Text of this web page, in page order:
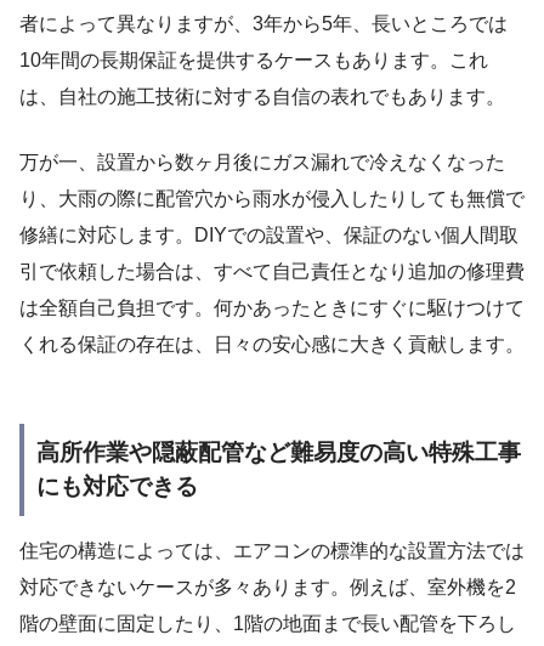
者によって異なりますが、3年から5年、長いところでは
10年間の長期保証を提供するケースもあります。これ
は、自社の施工技術に対する自信の表れでもあります。
万が一、設置から数ヶ月後にガス漏れで冷えなくなった
り、大雨の際に配管穴から雨水が侵入したりしても無償で
修繕に対応します。DIYでの設置や、保証のない個人間取
引で依頼した場合は、すべて自己責任となり追加の修理費
は全額自己負担です。何かあったときにすぐに駆けつけて
くれる保証の存在は、日々の安心感に大きく貢献します。
高所作業や隠蔽配管など難易度の高い特殊工事
にも対応できる
住宅の構造によっては、エアコンの標準的な設置方法では
対応できないケースが多々あります。例えば、室外機を2
階の壁面に固定したり、1階の地面まで長い配管を下ろし